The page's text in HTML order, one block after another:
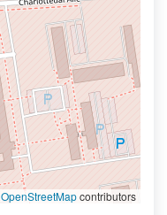
OpenStreetMapcontributors